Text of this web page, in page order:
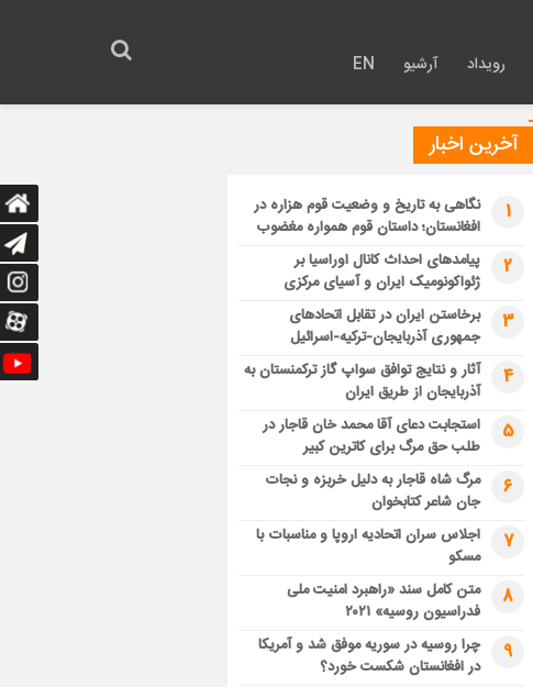
رویداد آرشیو EN
آخرین اخبار
1
نگاهی به تاریخ و وضعیت قوم هزاره در
افغانستان؛ داستان قوم همواره مغضوب
2
پیامدهای احداث کانال اوراسیا بر
ژئواکونومیک ایران و آسیای مرکزی
3
برخاستن ایران در تقابل اتحادهای
جمهوری آذربایجان-ترکیه-اسرائیل
4
آثار و نتایج توافق سواپ گاز ترکمنستان به
آذربایجان از طریق ایران
5
استجابت دعای آقا محمد خان قاجار در
طلب حق مرگ برای کاترین کبیر
6
مرگ شاه قاجار به دلیل خربزه و نجات
جان شاعر کتابخوان
7
اجلاس سران اتحادیه اروپا و مناسبات با
مسکو
8
متن کامل سند «راهبرد امنیت ملی
فدراسیون روسیه» ۲۰۲۱
9
چرا روسیه در سوریه موفق شد و آمریکا
در افغانستان شکست خورد؟